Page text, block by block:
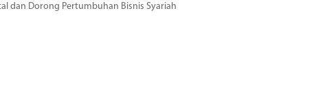
dan Dorong Pertumbuhan Bisnis Syariah